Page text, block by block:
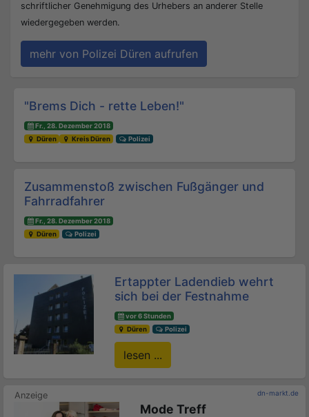
schriftlicher Genehmigung des Urhebers an anderer Stelle
wiedergegeben werden.
mehr von Polizei Düren aufrufen
Beitrags-Navigation
"Brems Dich - rette Leben!"
Fr., 28. Dezember 2018
Düren
Kreis Düren Polizei
Zusammenstoß zwischen Fußgänger und
Fahrradfahrer
Fr., 28. Dezember 2018
Düren
Polizei
Ertappter Ladendieb wehrt
sich bei der Festnahme
vor 6 Stunden
Düren
Polizei
lesen ...
dn-markt.de
Mode Treff